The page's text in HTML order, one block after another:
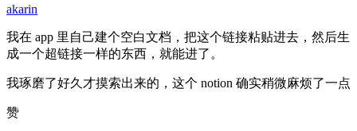
akarin
我在 app 里自己建个空白文档，把这个链接粘贴进去，然后生
成一个超链接一样的东西，就能进了。
我琢磨了好久才摸索出来的，这个 notion 确实稍微麻烦了一点
赞